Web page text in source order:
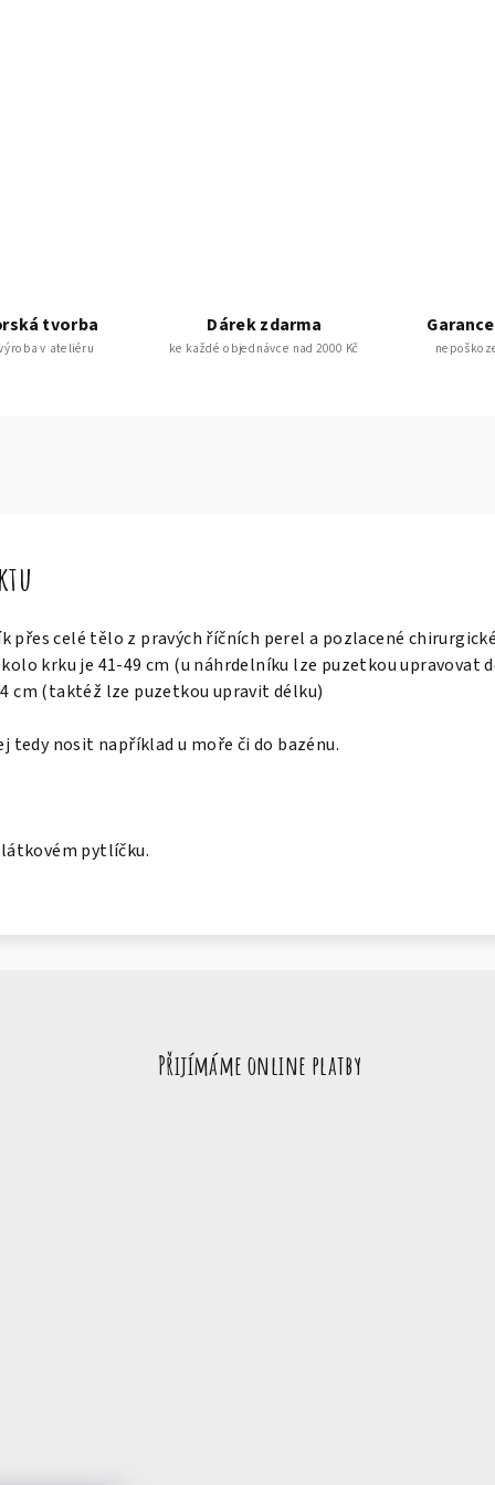
tvorba
v ateliéru
Dárek zdarma
ke každé objednávce nad 2000 Kč
přes celé tělo z pravých říčních perel a pozlacené
krku je 41-49 cm (u náhrdelníku lze puzetkou upravovat
cm (taktéž lze puzetkou upravit délku)
tedy nosit například u moře či do bazénu.
látkovém pytlíčku.
Přijímáme online platby